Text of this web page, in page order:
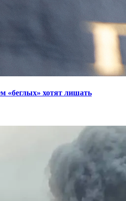
«беглых» хотят лишать